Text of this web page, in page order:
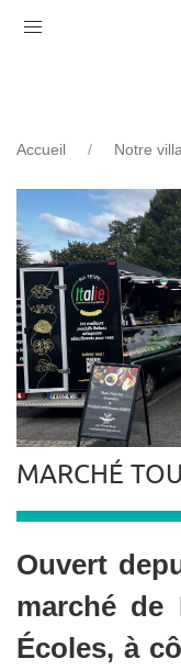
Accueil Notre
MARCHÉ
Ouvert
marché de
Écoles, à